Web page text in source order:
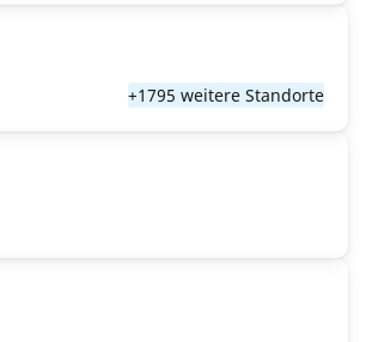
+1795 weitere Standorte